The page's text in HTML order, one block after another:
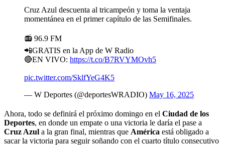
Cruz Azul descuenta al tricampeón y toma la ventaja
momentánea en el primer capítulo de las Semifinales.
📻 96.9 FM
📲GRATIS en la App de W Radio
🔴EN VIVO: https://t.co/B7RVYMOvh5
pic.twitter.com/SklfYeG4K5
— W Deportes (@deportesWRADIO) May 16, 2025
Ahora, todo se definirá el próximo domingo en el Ciudad de los
Deportes, en donde un empate o una victoria le daría el pase a
Cruz Azul a la gran final, mientras que América está obligado a
sacar la victoria para seguir soñando con el cuarto título consecutivo